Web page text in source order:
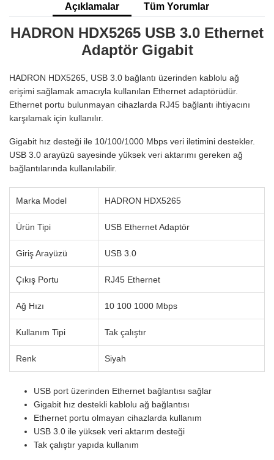
Açıklamalar Tüm Yorumlar
HADRON HDX5265 USB 3.0 Ethernet
Adaptör Gigabit
HADRON HDX5265, USB 3.0 bağlantı üzerinden kablolu ağ
erişimi sağlamak amacıyla kullanılan Ethernet adaptörüdür.
Ethernet portu bulunmayan cihazlarda RJ45 bağlantı ihtiyacını
karşılamak için kullanılır.
Gigabit hız desteği ile 10/100/1000 Mbps veri iletimini destekler.
USB 3.0 arayüzü sayesinde yüksek veri aktarımı gereken ağ
bağlantılarında kullanılabilir.
Marka Model HADRON HDX5265
Ürün Tipi USB Ethernet Adaptör
Giriş Arayüzü USB 3.0
Çıkış Portu RJ45 Ethernet
Ağ Hızı 10 100 1000 Mbps
Kullanım Tipi Tak çalıştır
Renk Siyah
USB port üzerinden Ethernet bağlantısı sağlar
Gigabit hız destekli kablolu ağ bağlantısı
Ethernet portu olmayan cihazlarda kullanım
USB 3.0 ile yüksek veri aktarım desteği
Tak çalıştır yapıda kullanım